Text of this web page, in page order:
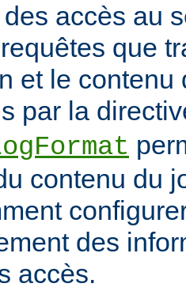
accès au
que
et le
par la
contenu du
des
accès.